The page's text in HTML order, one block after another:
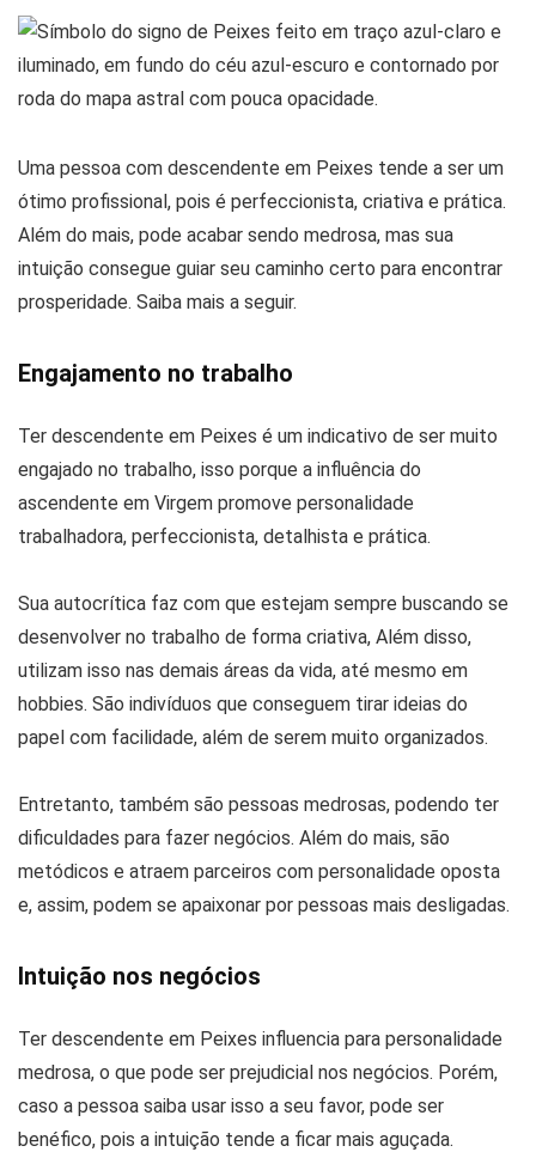
Uma pessoa com descendente em Peixes tende a ser um
ótimo profissional, pois é perfeccionista, criativa e prática.
Além do mais, pode acabar sendo medrosa, mas sua
intuição consegue guiar seu caminho certo para encontrar
prosperidade. Saiba mais a seguir.
Engajamento no trabalho
Ter descendente em Peixes é um indicativo de ser muito
engajado no trabalho, isso porque a influência do
ascendente em Virgem promove personalidade
trabalhadora, perfeccionista, detalhista e prática.
Sua autocrítica faz com que estejam sempre buscando se
desenvolver no trabalho de forma criativa, Além disso,
utilizam isso nas demais áreas da vida, até mesmo em
hobbies. São indivíduos que conseguem tirar ideias do
papel com facilidade, além de serem muito organizados.
Entretanto, também são pessoas medrosas, podendo ter
dificuldades para fazer negócios. Além do mais, são
metódicos e atraem parceiros com personalidade oposta
e, assim, podem se apaixonar por pessoas mais desligadas.
Intuição nos negócios
Ter descendente em Peixes influencia para personalidade
medrosa, o que pode ser prejudicial nos negócios. Porém,
caso a pessoa saiba usar isso a seu favor, pode ser
benéfico, pois a intuição tende a ficar mais aguçada.